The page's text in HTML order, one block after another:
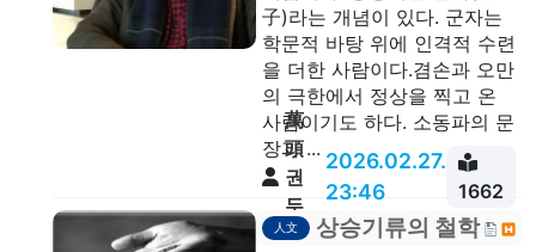
子)라는 개념이 있다. 군자는
학문적 바탕 위에 인격적 수련
을 더한 사람이다.겸손과 오만
의 극한에서 정상을 찍고 온
사람이기도 하다. 소동파의 문
장과 ...
萬
頭
권
두
안
2026.02.27.
23:46
1662
人文 상승기류의 철학